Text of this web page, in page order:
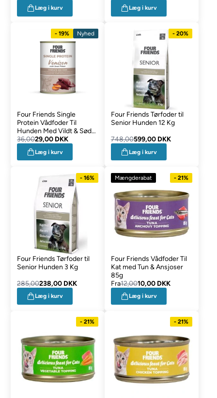
Læg i kurv Læg i kurv
- 19% Nyhed
Four Friends Single
Protein Vådfoder Til
Hunden Med Vildt & Sød
Kartoffel 400g
36,0029,00 DKK
Læg i kurv
- 20%
Four Friends Tørfoder til
Senior Hunden 12 Kg
748,00599,00 DKK
Læg i kurv
- 16%
Four Friends Tørfoder til
Senior Hunden 3 Kg
285,00238,00 DKK
Læg i kurv
Mængderabat - 21%
Four Friends Vådfoder Til
Kat med Tun & Ansjoser
85g
Fra12,0010,00 DKK
Læg i kurv
- 21% - 21%